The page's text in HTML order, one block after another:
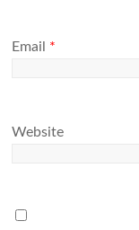
Email *
Website